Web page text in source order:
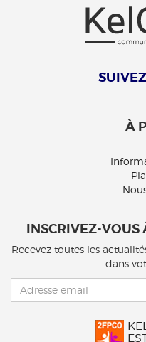
À
INSCRIVEZ-VOUS
Recevez toutes les
dans